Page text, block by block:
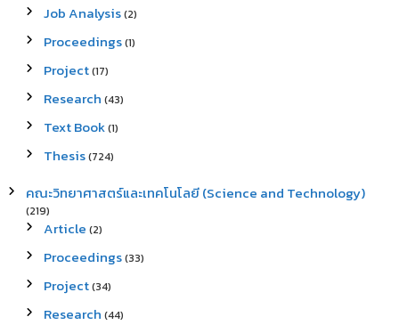
Job Analysis(2)
Proceedings(1)
Project(17)
Research (43)
Text Book(1)
Thesis(724)
คณะวิทยาศาสตร์และเทคโนโลยี (Science and Technology)
(219)
Article (2)
Proceedings(33)
Project(34)
Research (44)